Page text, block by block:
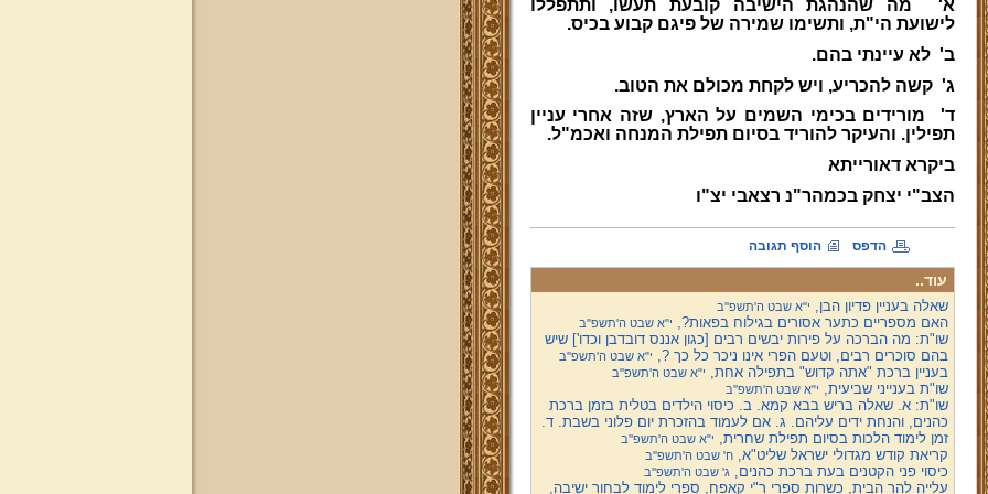
א'
מה שהנהגת הישיבה קובעת תעשו, ותתפללו
לישועת הי"ת, ותשימו שמירה של פיגם קבוע בכיס.
ב' לא עיינתי בהם.
ג' קשה להכריע, ויש לקחת מכולם את הטוב.
ד'
מורידים בכימי השמים על הארץ, שזה אחרי עניין
תפילין. והעיקר להוריד בסיום תפילת המנחה ואכמ"ל.
ביקרא דאורייתא
הצב"י יצחק בכמהר"נ רצאבי יצ"ו
הדפס הוסף תגובה
עוד..
שאלה בעניין פדיון הבן, י"א שבט ה'תשפ''ב
האם מספריים כתער אסורים בגילוח בפאות?, י"א שבט ה'תשפ''ב
שו"ת: מה הברכה על פירות יבשים רבים [כגון אננס דובדבן וכדו'] שיש
בהם סוכרים רבים, וטעם הפרי אינו ניכר כל כך ?, י"א שבט ה'תשפ''ב
בעניין ברכת "אתה קדוש" בתפילה אחת, י"א שבט ה'תשפ''ב
שו"ת בענייני שביעית, י"א שבט ה'תשפ''ב
שו"ת: א. שאלה בריש בבא קמא. ב. כיסוי הילדים בטלית בזמן ברכת
כהנים, והנחת ידים עליהם. ג. אם לעמוד בהזכרת יום פלוני בשבת. ד.
זמן לימוד הלכות בסיום תפילת שחרית, י"א שבט ה'תשפ''ב
קריאת קודש מגדולי ישראל שליט"א,ח' שבט ה'תשפ''ב
כיסוי פני הקטנים בעת ברכת כהנים,ג' שבט ה'תשפ''ב
עלייה להר הבית, כשרות ספרי ר"י קאפח, ספרי לימוד לבחור ישיבה,